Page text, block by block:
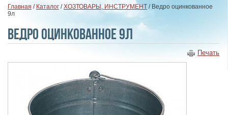
Главная / Каталог /ХОЗТОВАРЫ, ИНСТРУМЕНТ / Ведро оцинкованное
9л
Ведро оцинкованное 9л
Печать